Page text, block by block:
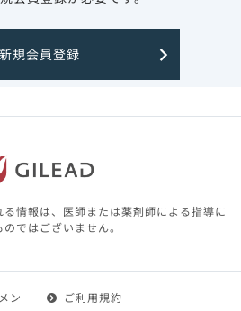
新規会員登録
情報は、医師または薬剤師による指導に
ではございません。
ン
ご利用規約